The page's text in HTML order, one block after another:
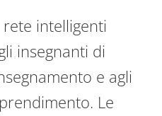
intelligenti
insegnanti di
e agli
Le